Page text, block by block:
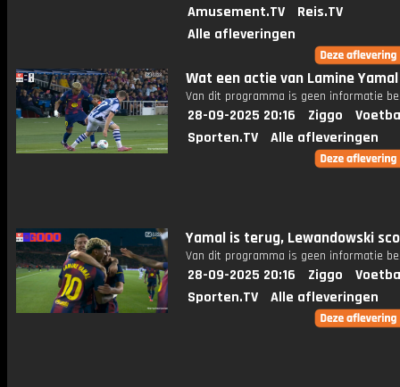
Amusement.TV
Reis.TV
Alle afleveringen
Wat een actie van Lamine Yamal
Van dit programma is geen informatie
28-09-2025 20:16 Ziggo
Sporten.TV
Alle afleveringen
Yamal is terug, Lewandowski
Van dit programma is geen informatie
28-09-2025 20:16 Ziggo
Sporten.TV
Alle afleveringen